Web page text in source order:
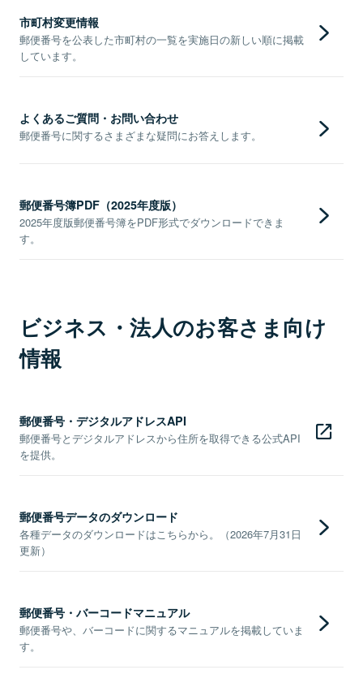
市町村変更情報
郵便番号を公表した市町村の一覧を実施日の新しい順に掲載
しています。
よくあるご質問・お問い合わせ
郵便番号に関するさまざまな疑問にお答えします。
郵便番号簿PDF（2025年度版）
2025年度版郵便番号簿をPDF形式でダウンロードできま
す。
ビジネス・法人のお客さま向け
情報
郵便番号・デジタルアドレスAPI
郵便番号とデジタルアドレスから住所を取得できる公式API
を提供。
郵便番号データのダウンロード
各種データのダウンロードはこちらから。（2026年7月31日
更新）
郵便番号・バーコードマニュアル
郵便番号や、バーコードに関するマニュアルを掲載していま
す。